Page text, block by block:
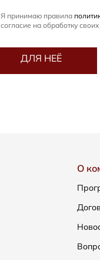
Я принимаю правила
согласие на обработку своих
ДЛЯ НЕЁ
О